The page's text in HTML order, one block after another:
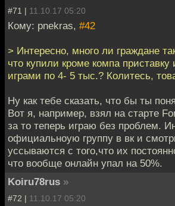
#71 | 11.10.17 05:20
Кому: pnekras, #42
> Интересно, много ли граждане
что купили кроме компа
играми по 4- 5 тыс.? Колитесь,
Ну как тебе сказать, что бы ты
Вот я, например, взял на старте
за то теперь играю без проблем.
официальноую группу в вк и
уссываются с того,что их
что вообще онлайн упал на 50%.
Koiru78rus »
#72 | 11.10.17 05:20